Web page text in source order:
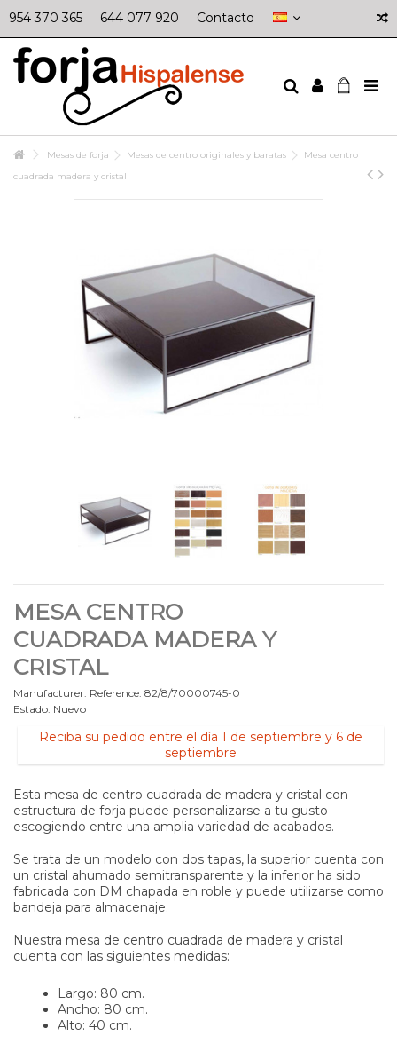
954 370 365 644 077 920 Contacto
Mesas de forja Mesas de centro originales y baratas
Mesa centro
cuadrada madera y cristal
MESA CENTRO
CUADRADA MADERA Y
CRISTAL
Manufacturer: Reference: 82/8/70000745-0
Estado: Nuevo
Reciba su pedido entre el día 1 de septiembre y 6 de
septiembre
Esta mesa de centro cuadrada de madera y cristal con
estructura de forja puede personalizarse a tu gusto
escogiendo entre una amplia variedad de acabados.
Se trata de un modelo con dos tapas, la superior cuenta con
un cristal ahumado semitransparente y la inferior ha sido
fabricada con DM chapada en roble y puede utilizarse como
bandeja para almacenaje.
Nuestra mesa de centro cuadrada de madera y cristal
cuenta con las siguientes medidas:
Largo: 80 cm.
Ancho: 80 cm.
Alto: 40 cm.